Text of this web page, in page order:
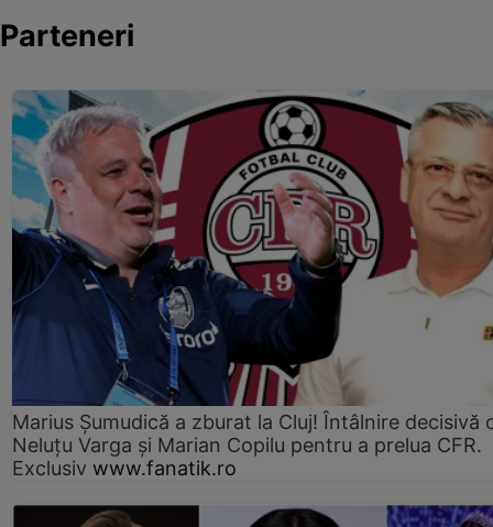
Parteneri
Marius Şumudică a zburat la Cluj! Întâlnire decisivă
Neluţu Varga şi Marian Copilu pentru a prelua CFR.
Exclusiv www.fanatik.ro